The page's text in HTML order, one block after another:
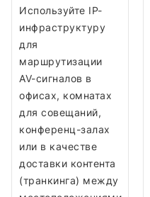
Используйте IP-
инфраструктуру
для
маршрутизации
AV-сигналов в
офисах, комнатах
для совещаний,
конференц-залах
или в качестве
доставки контента
(транкинга) между